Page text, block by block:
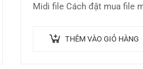
Midi file Cách đặt mua file
vầy – Bước 1: Chọn trình…
THÊM VÀO GIỎ HÀNG